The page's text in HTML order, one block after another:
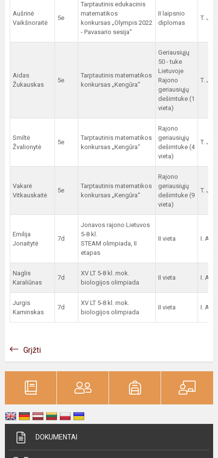
Aušrinė
Vaikšnoraitė
5e
Tarptautinis edukacinis
matematikos
konkursas „Olympis 2022
- Pavasario sesija“
II laipsnio
diplomas
T.
Aidas
Žukauskas
5e
Tarptautinis matematikos
konkursas „Kengūra“
Geriausiųjų
50 - tuke
Lietuvoje
Rajono
geriausiųjų
dešimtuke (1
vieta)
T.
Smiltė
Žvalionytė
5e
Tarptautinis matematikos
konkursas „Kengūra“
Rajono
geriausiųjų
dešimtuke (4
vieta)
T.
Vakarė
Vitkauskaitė
5e
Tarptautinis matematikos
konkursas „Kengūra“
Rajono
geriausiųjų
dešimtuke (9
vieta)
T.
Emilija
Jonaitytė
7d
Jonavos rajono Lietuvos
5-8 kl.
STEAM olimpiada, II
etapas
II vieta I.
Naglis
Karaliūnas
7d
XV LT 5-8 kl. mok.
biologijos olimpiada
II vieta I.
Jurgis
Kaminskas
7d
XV LT 5-8 kl. mok.
biologijos olimpiada
II vieta I.
Grįžti
DOKUMENTAI